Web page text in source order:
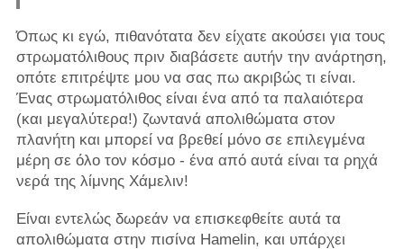
Όπως κι εγώ, πιθανότατα δεν είχατε ακούσει για τους
στρωματόλιθους πριν διαβάσετε αυτήν την ανάρτηση,
οπότε επιτρέψτε μου να σας πω ακριβώς τι είναι.
Ένας στρωματόλιθος είναι ένα από τα παλαιότερα
(και μεγαλύτερα!) ζωντανά απολιθώματα στον
πλανήτη και μπορεί να βρεθεί μόνο σε επιλεγμένα
μέρη σε όλο τον κόσμο - ένα από αυτά είναι τα ρηχά
νερά της λίμνης Χάμελιν!
Είναι εντελώς δωρεάν να επισκεφθείτε αυτά τα
απολιθώματα στην πισίνα Hamelin, και υπάρχει